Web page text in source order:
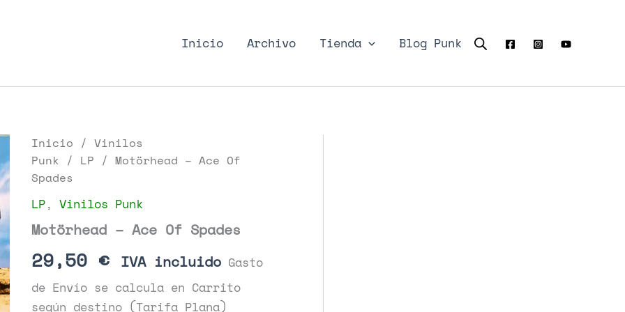
Inicio Archivo Tienda Blog Punk
Inicio / Vinilos
Punk / LP / Motörhead – Ace Of
Spades
LP, Vinilos Punk
Motörhead – Ace Of Spades
29,50 € IVA incluido Gasto
de Envío se calcula en Carrito
según destino (Tarifa Plana)